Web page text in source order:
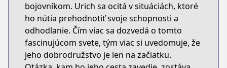
bojovníkom. Urich sa ocitá v situáciách, ktoré
ho nútia prehodnotiť svoje schopnosti a
odhodlanie. Čím viac sa dozvedá o tomto
fascinujúcom svete, tým viac si uvedomuje, že
jeho dobrodružstvo je len na začiatku.